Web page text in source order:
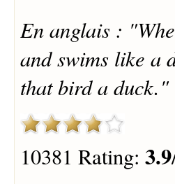
En anglais :
and swims like a
that bird a duck."
10381 Rating: 3.9